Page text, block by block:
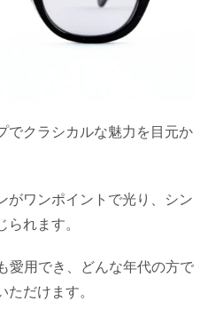
でクラシカルな魅力を目元か
がワンポイントで光り、シン
れます。
愛用でき、どんな年代の方で
だけます。